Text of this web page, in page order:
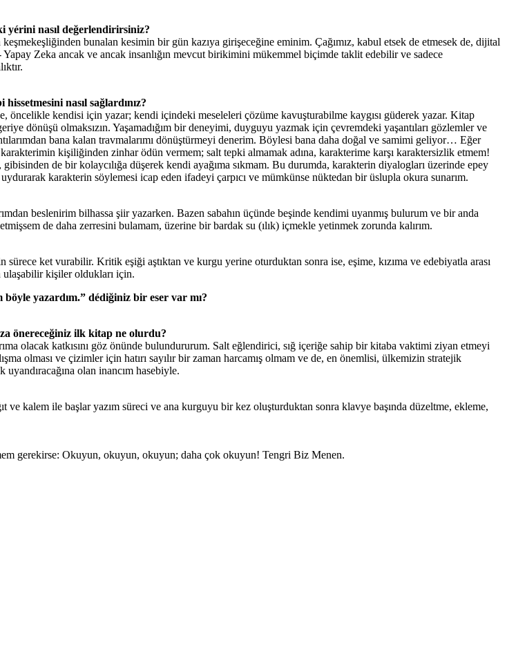
yérini nasıl değerlendirirsiniz?
bunalan kesimin bir gün kazıya girişeceğine eminim. Çağımız, kabul etsek de etmesek de, dijital
Zeka ancak ve ancak insanlığın mevcut birikimini mükemmel biçimde taklit edebilir ve sadece
nasıl sağlardınız?
öncelikle kendisi için yazar; kendi içindeki meseleleri çözüme kavuşturabilme kaygısı güderek yazar. Kitap
dönüşü olmaksızın. Yaşamadığım bir deneyimi, duyguyu yazmak için çevremdeki yaşantıları gözlemler ve
bana kalan travmalarımı dönüştürmeyi denerim. Böylesi bana daha doğal ve samimi geliyor… Eğer
kişiliğinden zinhar ödün vermem; salt tepki almamak adına, karakterime karşı karaktersizlik etmem!
de bir kolaycılığa düşerek kendi ayağıma sıkmam. Bu durumda, karakterin diyalogları üzerinde epey
karakterin söylemesi icap eden ifadeyi çarpıcı ve mümkünse nüktedan bir üslupla okura sunarım.
beslenirim bilhassa şiir yazarken. Bazen sabahın üçünde beşinde kendimi uyanmış bulurum ve bir anda
de daha zerresini bulamam, üzerine bir bardak su (ılık) içmekle yetinmek zorunda kalırım.
ket vurabilir. Kritik eşiği aştıktan ve kurgu yerine oturduktan sonra ise, eşime, kızıma ve edebiyatla arası
ulaşabilir kişiler oldukları için.
yazardım.” dédiğiniz bir eser var mı?
önereceğiniz ilk kitap ne olurdu?
olacak katkısını göz önünde bulundururum. Salt eğlendirici, sığ içeriğe sahip bir kitaba vaktimi ziyan etmeyi
olması ve çizimler için hatırı sayılır bir zaman harcamış olmam ve de, en önemlisi, ülkemizin stratejik
olan inancım hasebiyle.
kalem ile başlar yazım süreci ve ana kurguyu bir kez oluşturduktan sonra klavye başında düzeltme, ekleme,
gerekirse: Okuyun, okuyun, okuyun; daha çok okuyun! Tengri Biz Menen.